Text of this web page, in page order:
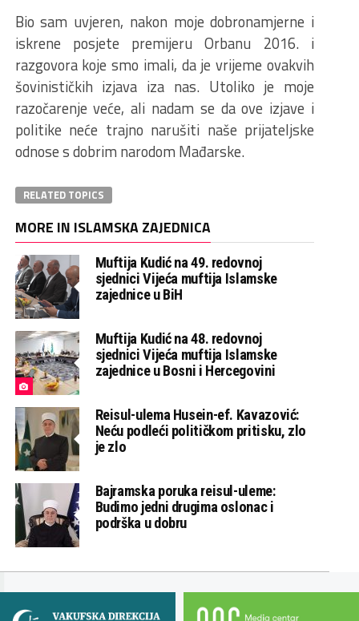
Bio sam uvjeren, nakon moje dobronamjerne i
iskrene posjete premijeru Orbanu 2016. i
razgovora koje smo imali, da je vrijeme ovakvih
šovinističkih izjava iza nas. Utoliko je moje
razočarenje veće, ali nadam se da ove izjave i
politike neće trajno narušiti naše prijateljske
odnose s dobrim narodom Mađarske.
RELATED TOPICS
MORE IN ISLAMSKA ZAJEDNICA
Muftija Kudić na 49. redovnoj
sjednici Vijeća muftija Islamske
zajednice u BiH
Muftija Kudić na 48. redovnoj
sjednici Vijeća muftija Islamske
zajednice u Bosni i Hercegovini
Reisul-ulema Husein-ef. Kavazović:
Neću podleći političkom pritisku, zlo
je zlo
Bajramska poruka reisul-uleme:
Budimo jedni drugima oslonac i
podrška u dobru